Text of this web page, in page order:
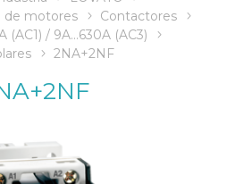
de motores
Contactores
(AC1) / 9A…630A (AC3)
2NA+2NF